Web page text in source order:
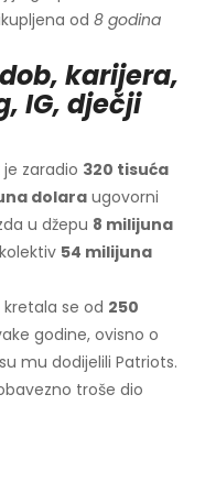
od 8 godina
karijera,
IG, dječji
je zaradio 320 tisuća
dolara ugovorni
u džepu 8 milijuna
54 milijuna
kretala se od 250
godine, ovisno o
mu dodijelili Patriots.
troše dio